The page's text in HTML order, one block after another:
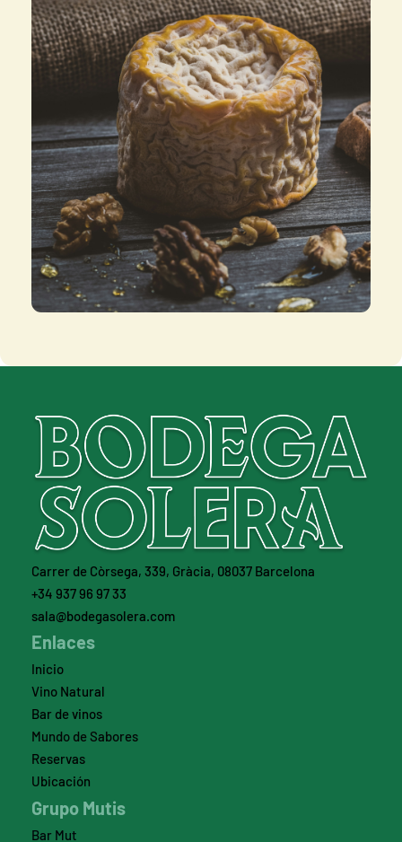
Carrer de Còrsega, 339, Gràcia, 08037 Barcelona
+34 937 96 97 33
sala@bodegasolera.com
Enlaces
Inicio
Vino Natural
Bar de vinos
Mundo de Sabores
Reservas
Ubicación
Grupo Mutis
Bar Mut